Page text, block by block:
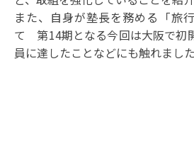
また、自身が塾長を務める「旅
て 第14期となる今回は大阪で初
員に達したことなどにも触れました